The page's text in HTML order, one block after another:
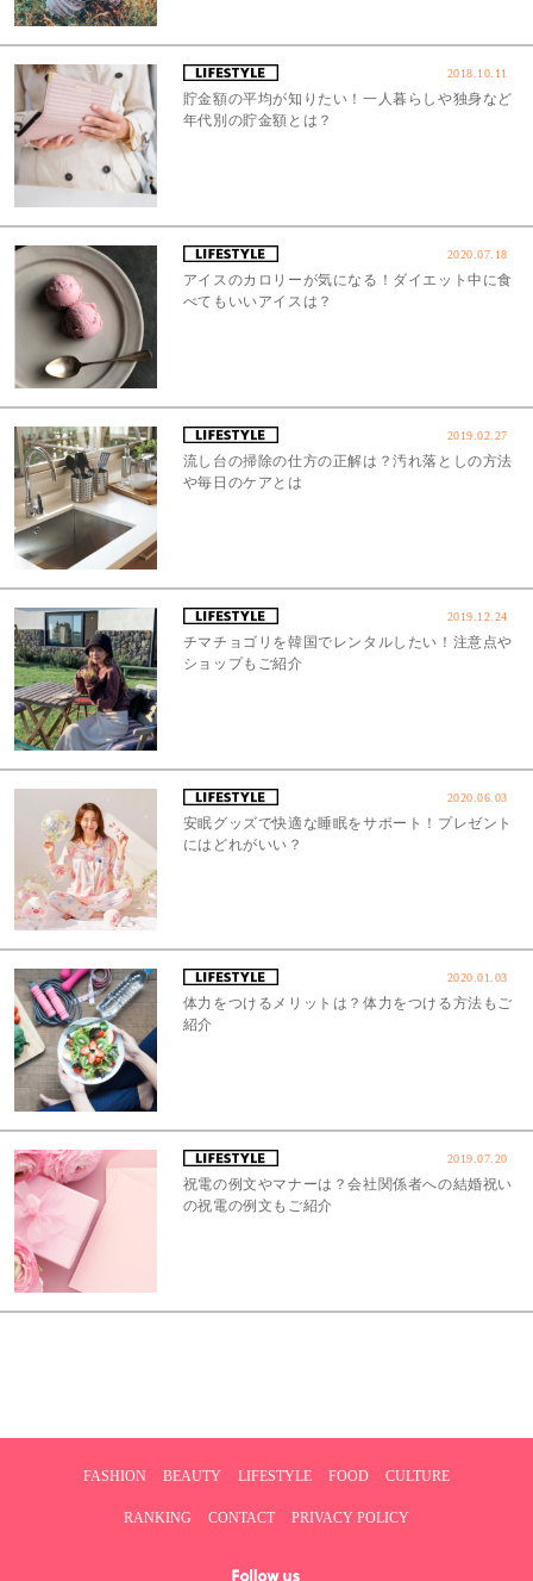
2018.10.11
貯金額の平均が知りたい！一人暮らしや独身など
年代別の貯金額とは？
2020.07.18
アイスのカロリーが気になる！ダイエット中に食
べてもいいアイスは？
2019.02.27
流し台の掃除の仕方の正解は？汚れ落としの方法
や毎日のケアとは
2019.12.24
チマチョゴリを韓国でレンタルしたい！注意点や
ショップもご紹介
2020.06.03
安眠グッズで快適な睡眠をサポート！プレゼント
にはどれがいい？
2020.01.03
体力をつけるメリットは？体力をつける方法もご
紹介
2019.07.20
祝電の例文やマナーは？会社関係者への結婚祝い
の祝電の例文もご紹介
FASHION BEAUTY LIFESTYLE FOOD CULTURE
RANKING CONTACT PRIVACY POLICY